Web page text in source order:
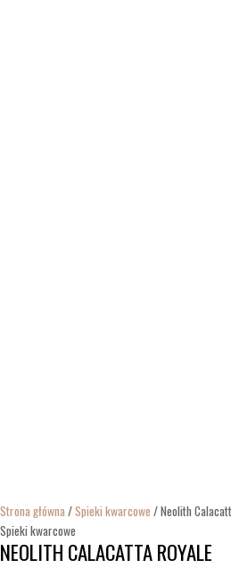
Strona główna /Spieki kwarcowe / Neolith
Spieki kwarcowe
NEOLITH CALACATTA ROYALE